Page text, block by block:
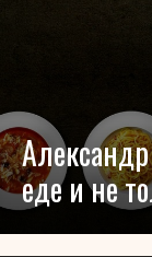
еде и не